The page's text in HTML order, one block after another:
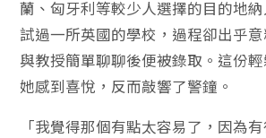
蘭、匈牙利等較少人選擇的目的地
試過一所英國的學校，過程卻出乎意
與教授簡單聊聊後便被錄取。這份
她感到喜悅，反而敲響了警鐘。
「我覺得那個有點太容易了，因為